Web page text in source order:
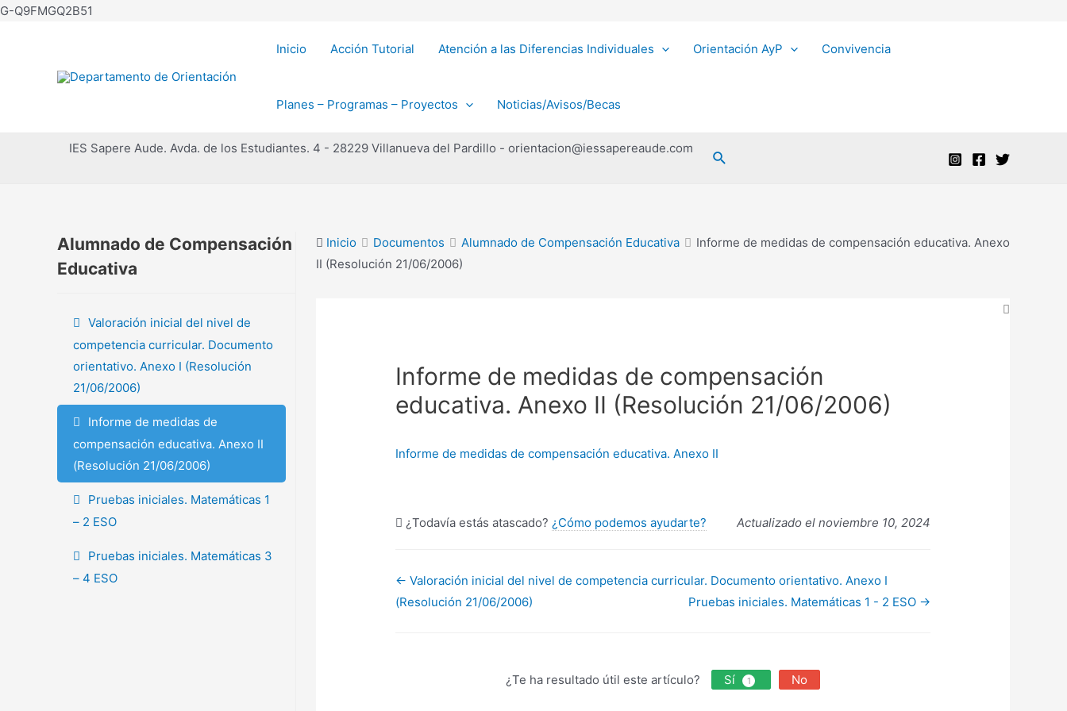
Ir
G-Q9FMGQ2B51
Inicio Acción Tutorial Atención a las Diferencias Individuales Orientación AyP Convivencia
Planes – Programas – Proyectos Noticias/Avisos/Becas
IES Sapere Aude. Avda. de los Estudiantes. 4 - 28229 Villanueva del Pardillo - orientacion@iessapereaude.com Buscar
Alumnado de Compensación
Educativa
Valoración inicial del nivel de
competencia curricular. Documento
orientativo. Anexo I (Resolución
21/06/2006)
Informe de medidas de
compensación educativa. Anexo II
(Resolución 21/06/2006)
Pruebas iniciales. Matemáticas 1
– 2 ESO
Pruebas iniciales. Matemáticas 3
– 4 ESO
Inicio Documentos Alumnado de Compensación Educativa
Informe de medidas de compensación educativa. Anexo
II (Resolución 21/06/2006)
Informe de medidas de compensación
educativa. Anexo II (Resolución 21/06/2006)
Informe de medidas de compensación educativa. Anexo II
¿Todavía estás atascado?¿Cómo podemos ayudarte? Actualizado el noviembre 10, 2024
Navegación
de
← Valoración inicial del nivel de competencia curricular. Documento orientativo. Anexo I
(Resolución 21/06/2006)
Pruebas iniciales. Matemáticas 1 - 2 ESO →
¿Te ha resultado útil este artículo? Sí 1 No